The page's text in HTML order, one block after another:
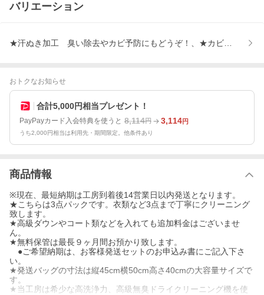
バリエーション
★汗ぬき加工 臭い除去やカビ予防にもどうぞ！、★カビ取り加工
おトクなお知らせ
合計5,000円相当プレゼント！
PayPayカード入会特典を使うと 8,114円 3,114円
うち2,000円相当は利用先・期間限定。他条件あり
商品情報
※現在、最短納期は工房到着後14営業日以内発送となります。
★こちらは3点パックです。衣類など3点まで丁寧にクリーニング
致します。
★高級ダウンやコート類などを入れても追加料金はございませ
ん。
★無料保管は最長９ヶ月間お預かり致します。
●ご希望納期は、お客様発送セットのお申込み書にご記入下さ
い。
★発送バッグの寸法は縦45cm横50cm高さ40cmの大容量サイズで
す。
★当工房は希少な高洗浄力、高級無臭ドライクリーニング機を使